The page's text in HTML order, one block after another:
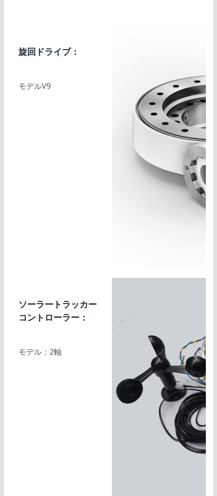
旋回ドライブ：
モデルV9
ソーラートラッカー
コントローラー：
モデル：2軸